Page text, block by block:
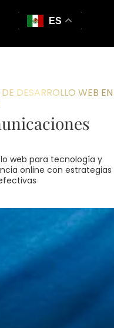
DESARROLLO WEB EN
web para tecnología y
online con estrategias
ES